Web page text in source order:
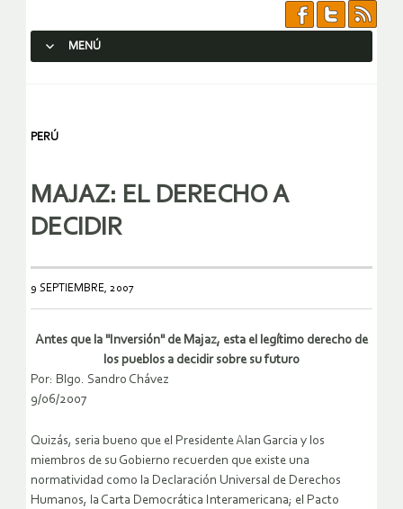
MENÚ
PERÚ
MAJAZ: EL DERECHO A
DECIDIR
9 SEPTIEMBRE, 2007
Antes que la "Inversión" de Majaz, esta el legítimo derecho de
los pueblos a decidir sobre su futuro
Por: Blgo. Sandro Chávez
9/06/2007
Quizás, seria bueno que el Presidente Alan Garcia y los
miembros de su Gobierno recuerden que existe una
normatividad como la Declaración Universal de Derechos
Humanos, la Carta Democrática Interamericana; el Pacto